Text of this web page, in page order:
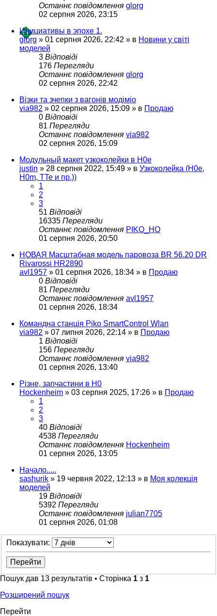
Останнє повідомлення glorg
02 серпня 2026, 23:15
Инициативы в эпохе 1.
glorg » 01 серпня 2026, 22:42 » в Новини у світі
моделей
3 Відповіді
176 Перегляди
Останнє повідомлення glorg
02 серпня 2026, 22:42
Візки та зчепки з вагонів модіміо
via982 » 02 серпня 2026, 15:09 » в Продаю
0 Відповіді
81 Перегляди
Останнє повідомлення via982
02 серпня 2026, 15:09
Модульный макет узкоколейки в H0e
justin » 28 серпня 2022, 15:49 » в Узкоколейка (H0e,
H0m, TTe и пр.))
1
2
3
51 Відповіді
16335 Перегляди
Останнє повідомлення PIKO_HO
01 серпня 2026, 20:50
НОВАЯ Масштабная модель паровоза BR 56.20 DR
Rivarossi HR2890
avl1957 » 01 серпня 2026, 18:34 » в Продаю
0 Відповіді
81 Перегляди
Останнє повідомлення avl1957
01 серпня 2026, 18:34
Командна станція Piko SmartControl Wlan
via982 » 07 липня 2026, 22:14 » в Продаю
1 Відповіді
156 Перегляди
Останнє повідомлення via982
01 серпня 2026, 13:40
Різне, запчастини в H0
Hockenheim » 03 серпня 2025, 17:26 » в Продаю
1
2
3
40 Відповіді
4538 Перегляди
Останнє повідомлення Hockenheim
01 серпня 2026, 13:05
Начало.....
sashurik » 19 червня 2022, 12:13 » в Моя колекція
моделей
19 Відповіді
5392 Перегляди
Останнє повідомлення julian7705
01 серпня 2026, 01:08
Показувати:
Пошук дав 13 результатів • Сторінка 1 з 1
Розширений пошук
Перейти